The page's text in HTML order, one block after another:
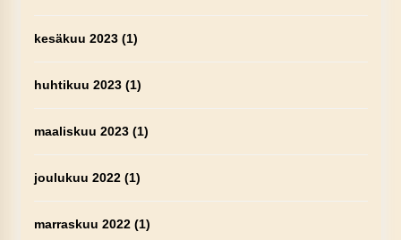
kesäkuu 2023(1)
huhtikuu 2023(1)
maaliskuu 2023(1)
joulukuu 2022(1)
marraskuu 2022(1)